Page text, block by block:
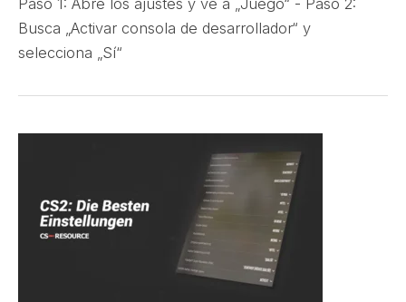
Paso 1: Abre los ajustes y ve a „Juego“ - Paso 2:
Busca „Activar consola de desarrollador“ y
selecciona „Sí“